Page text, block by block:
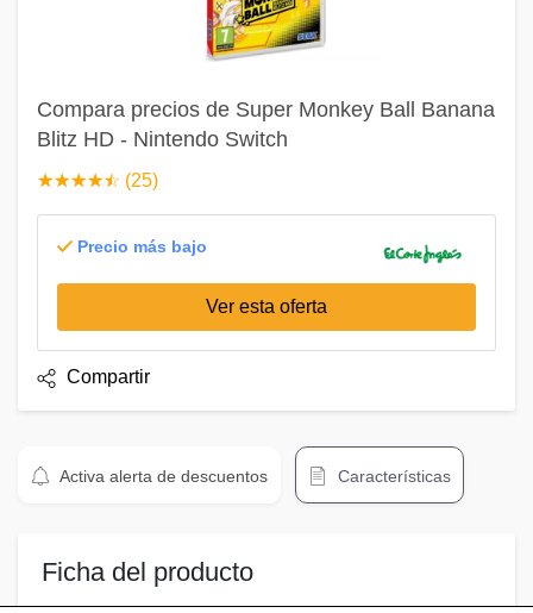
Compara precios de Super Monkey Ball Banana
Blitz HD - Nintendo Switch
☆☆☆☆☆
★★★★★ (25)
Precio más bajo
Ver esta oferta
Compartir
Activa alerta de descuentos Características
Ficha del producto